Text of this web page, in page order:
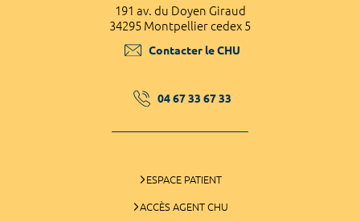
191 av. du Doyen Giraud
34295 Montpellier cedex 5
Contacter le CHU
04 67 33 67 33
ESPACE PATIENT
ACCÈS AGENT CHU